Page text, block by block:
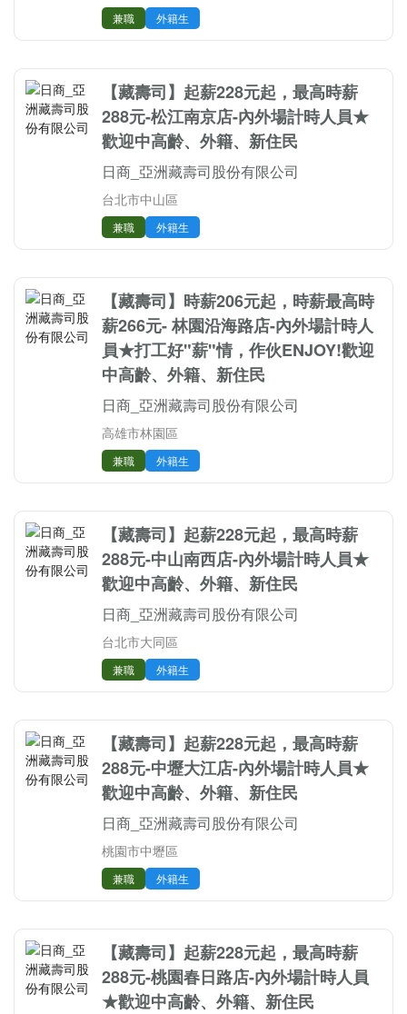
兼職 外籍生
【藏壽司】起薪228元起，最高時薪
288元-松江南京店-內外場計時人員★
歡迎中高齡、外籍、新住民
日商_亞洲藏壽司股份有限公司
台北市中山區
兼職 外籍生
【藏壽司】時薪206元起，時薪最高時
薪266元- 林園沿海路店-內外場計時人
員★打工好"薪"情，作伙ENJOY!歡迎
中高齡、外籍、新住民
日商_亞洲藏壽司股份有限公司
高雄市林園區
兼職 外籍生
【藏壽司】起薪228元起，最高時薪
288元-中山南西店-內外場計時人員★
歡迎中高齡、外籍、新住民
日商_亞洲藏壽司股份有限公司
台北市大同區
兼職 外籍生
【藏壽司】起薪228元起，最高時薪
288元-中壢大江店-內外場計時人員★
歡迎中高齡、外籍、新住民
日商_亞洲藏壽司股份有限公司
桃園市中壢區
兼職 外籍生
【藏壽司】起薪228元起，最高時薪
288元-桃園春日路店-內外場計時人員
★歡迎中高齡、外籍、新住民